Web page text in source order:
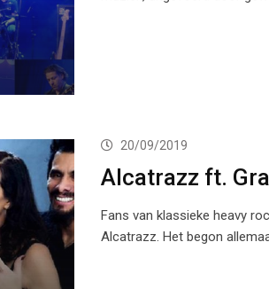
20/09/2019
Alcatrazz ft.
Fans van klassieke heavy
Alcatrazz. Het begon